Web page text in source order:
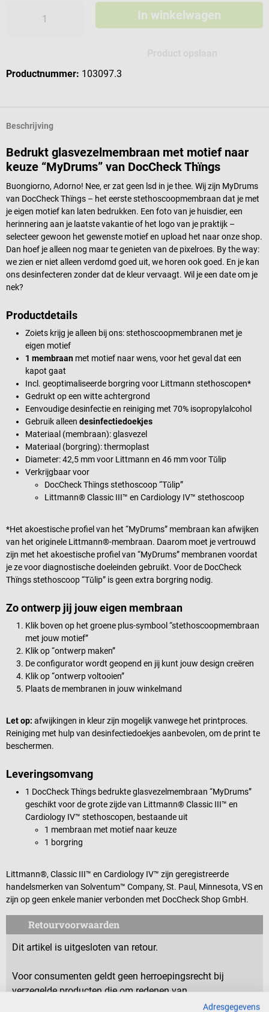
In winkelwagen
Productnummer: 103097.3
Beschrijving
Bedrukt glasvezelmembraan met motief naar
keuze “MyDrums” van DocCheck Thïngs
Buongiorno, Adorno! Nee, er zat geen lsd in je thee. Wij zijn MyDrums
van DocCheck Thïngs – het eerste stethoscoopmembraan dat je met
je eigen motief kan laten bedrukken. Een foto van je huisdier, een
herinnering aan je laatste vakantie of het logo van je praktijk –
selecteer gewoon het gewenste motief en upload het naar onze shop.
Dan hoef je alleen nog maar te genieten van de pixelroes. By the way:
we zien er niet alleen verdomd goed uit, we horen ook goed. En je kan
ons desinfecteren zonder dat de kleur vervaagt. Wil je een date om je
nek?
Productdetails
Zoiets krijg je alleen bij ons: stethoscoopmembranen met je
eigen motief
1 membraan met motief naar wens, voor het geval dat een
kapot gaat
Incl. geoptimaliseerde borgring voor Littmann stethoscopen*
Gedrukt op een witte achtergrond
Eenvoudige desinfectie en reiniging met 70% isopropylalcohol
Gebruik alleen desinfectiedoekjes
Materiaal (membraan): glasvezel
Materiaal (borgring): thermoplast
Diameter: 42,5 mm voor Littmann en 46 mm voor Tŭlip
Verkrijgbaar voor
DocCheck Thïngs stethoscoop “Tŭlip”
Littmann® Classic III™ en Cardiology IV™ stethoscoop
*Het akoestische profiel van het “MyDrums” membraan kan afwijken
van het originele Littmann®-membraan. Daarom moet je vertrouwd
zijn met het akoestische profiel van “MyDrums” membranen voordat
je ze voor diagnostische doeleinden gebruikt. Voor de DocCheck
Thïngs stethoscoop “Tŭlip” is geen extra borgring nodig.
Zo ontwerp jij jouw eigen membraan
Klik boven op het groene plus-symbool “stethoscoopmembraan
met jouw motief”
Klik op “ontwerp maken”
De configurator wordt geopend en jij kunt jouw design creëren
Klik op “ontwerp voltooien”
Plaats de membranen in jouw winkelmand
Let op: afwijkingen in kleur zijn mogelijk vanwege het printproces.
Reiniging met hulp van desinfectiedoekjes aanbevolen, om de print te
beschermen.
Leveringsomvang
1 DocCheck Thïngs bedrukte glasvezelmembraan “MyDrums”
geschikt voor de grote zijde van Littmann® Classic III™ en
Cardiology IV™ stethoscopen, bestaande uit
1 membraan met motief naar keuze
1 borgring
Littmann®, Classic III™ en Cardiology IV™ zijn geregistreerde
handelsmerken van Solventum™ Company, St. Paul, Minnesota, VS en
zijn op geen enkele manier verbonden met DocCheck Shop GmbH.
Retourvoorwaarden
Dit artikel is uitgesloten van retour.
Voor consumenten geldt geen herroepingsrecht bij
verzegelde producten die om redenen van
gezondheidsbescherming of hygiëne niet kunnen worden
Adresgegevens